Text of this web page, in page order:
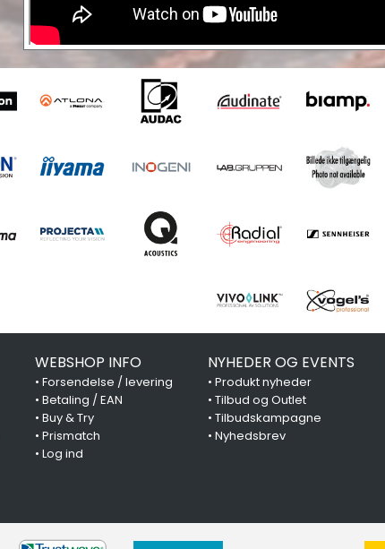
WEBSHOP INFO
• Forsendelse / levering
• Betaling / EAN
• Buy & Try
• Prismatch
• Log ind
NYHEDER OG EVENTS
• Produkt nyheder
• Tilbud og Outlet
• Tilbudskampagne
• Nyhedsbrev